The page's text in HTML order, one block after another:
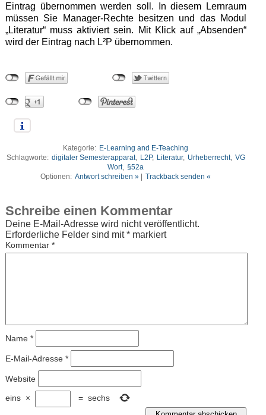
Eintrag übernommen werden soll. In diesem Lernraum
müssen Sie Manager-Rechte besitzen und das Modul
„Literatur“ muss aktiviert sein. Mit Klick auf „Absenden“
wird der Eintrag nach L²P übernommen.
Kategorie: E-Learning and E-Teaching
Schlagworte: digitaler Semesterapparat, L2P, Literatur, Urheberrecht, VG
Wort, §52a
Optionen: Antwort schreiben » Trackback senden «
Schreibe einen Kommentar
Deine E-Mail-Adresse wird nicht veröffentlicht.
Erforderliche Felder sind mit*markiert
Kommentar *
Name *
E-Mail-Adresse *
Website
eins × = sechs